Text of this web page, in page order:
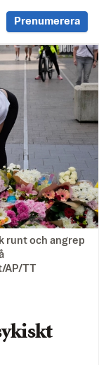
Prenumerera
runt och angrep
AP/TT